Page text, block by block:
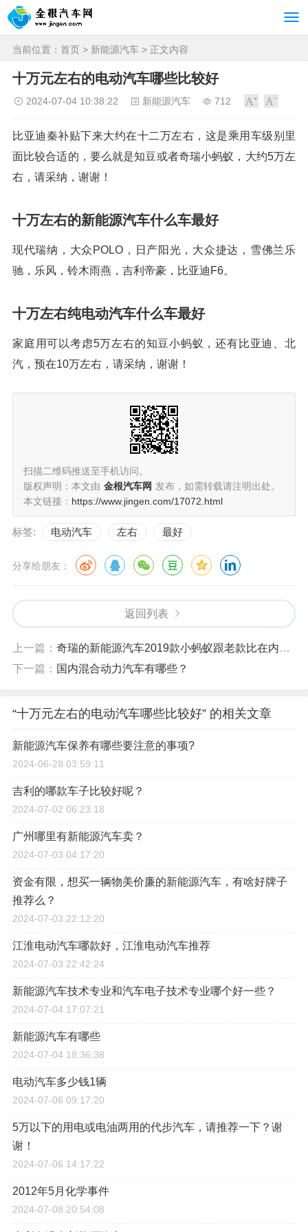
当前位置： 首页 > 新能源汽车 > 正文内容
十万元左右的电动汽车哪些比较好
2024-07-04 10:38:22 新能源汽车 712
比亚迪秦补贴下来大约在十二万左右，这是乘用车级别里
面比较合适的，要么就是知豆或者奇瑞小蚂蚁，大约5万左
右，请采纳，谢谢！
十万左右的新能源汽车什么车最好
现代瑞纳，大众POLO，日产阳光，大众捷达，雪佛兰乐
驰，乐风，铃木雨燕，吉利帝豪，比亚迪F6。
十万左右纯电动汽车什么车最好
家庭用可以考虑5万左右的知豆小蚂蚁，还有比亚迪、北
汽，预在10万左右，请采纳，谢谢！
扫描二维码推送至手机访问。
版权声明：本文由 金根汽车网 发布，如需转载请注明出处。
本文链接： https://www.jingen.com/17072.html
标签: 电动汽车 左右 最好
分享给朋友：
返回列表
上一篇： 奇瑞的新能源汽车2019款小蚂蚁跟老款比在内饰上有什么变化？
下一篇： 国内混合动力汽车有哪些？
“十万元左右的电动汽车哪些比较好” 的相关文章
新能源汽车保养有哪些要注意的事项?
2024-06-28 03:59:11
吉利的哪款车子比较好呢？
2024-07-02 06:23:18
广州哪里有新能源汽车卖？
2024-07-03 04:17:20
资金有限，想买一辆物美价廉的新能源汽车，有啥好牌子
推荐么？
2024-07-03 22:12:20
江淮电动汽车哪款好，江淮电动汽车推荐
2024-07-03 22:42:24
新能源汽车技术专业和汽车电子技术专业哪个好一些？
2024-07-04 17:07:21
新能源汽车有哪些
2024-07-04 18:36:38
电动汽车多少钱1辆
2024-07-06 09:17:20
5万以下的用电或电油两用的代步汽车，请推荐一下？谢
谢！
2024-07-06 14:17:22
2012年5月化学事件
2024-07-08 20:54:08